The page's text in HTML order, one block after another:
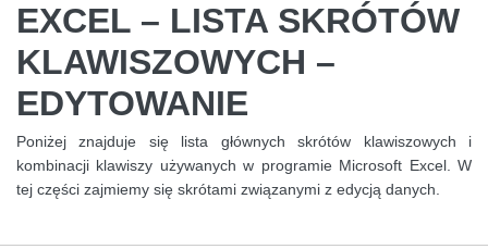
EXCEL – LISTA SKRÓTÓW
KLAWISZOWYCH –
EDYTOWANIE
Poniżej znajduje się lista głównych skrótów klawiszowych i
kombinacji klawiszy używanych w programie Microsoft Excel. W
tej części zajmiemy się skrótami związanymi z edycją danych.